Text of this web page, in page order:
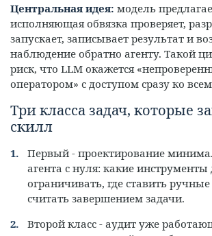
Центральная идея: модель
исполняющая обвязка проверяет,
запускает, записывает результат и
наблюдение обратно агенту. Такой
риск, что LLM окажется
оператором» с доступом сразу ко
Три класса задач, которые
скилл
Первый - проектирование
агента с нуля: какие инструменты
ограничивать, где ставить
считать завершением задачи.
Второй класс - аудит уже